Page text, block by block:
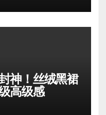
神！丝绒黑裙
高级感